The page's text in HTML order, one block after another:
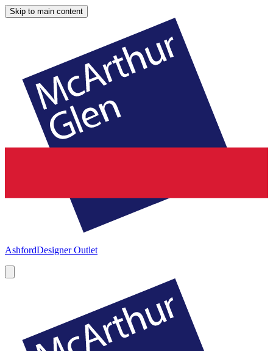
Skip to main content
AshfordDesigner Outlet